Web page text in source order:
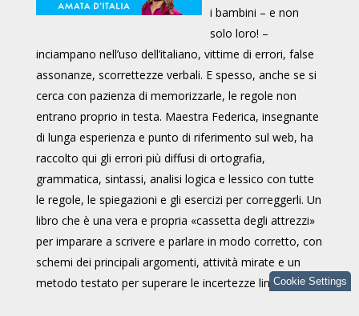
i bambini – e non
solo loro! –
inciampano nell’uso dell’italiano, vittime di errori, false
assonanze, scorrettezze verbali. E spesso, anche se si
cerca con pazienza di memorizzarle, le regole non
entrano proprio in testa. Maestra Federica, insegnante
di lunga esperienza e punto di riferimento sul web, ha
raccolto qui gli errori più diffusi di ortografia,
grammatica, sintassi, analisi logica e lessico con tutte
le regole, le spiegazioni e gli esercizi per correggerli. Un
libro che è una vera e propria «cassetta degli attrezzi»
per imparare a scrivere e parlare in modo corretto, con
schemi dei principali argomenti, attività mirate e un
metodo testato per superare le incertezze linguistiche
Cookie Settings